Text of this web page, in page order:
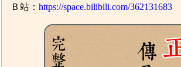
Ｂ站：https://space.bilibili.com/362131683